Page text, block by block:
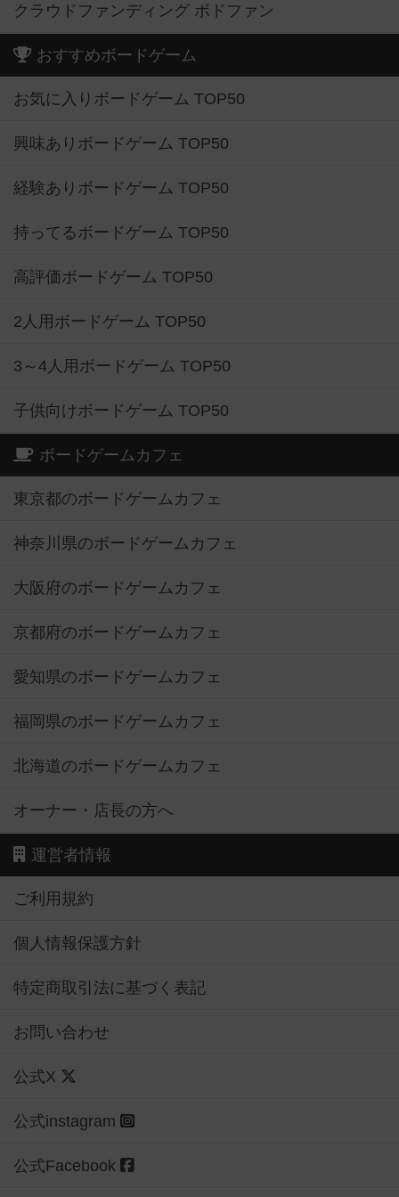
クラウドファンディング ボドファン
おすすめボードゲーム
お気に入りボードゲーム TOP50
興味ありボードゲーム TOP50
経験ありボードゲーム TOP50
持ってるボードゲーム TOP50
高評価ボードゲーム TOP50
2人用ボードゲーム TOP50
3～4人用ボードゲーム TOP50
子供向けボードゲーム TOP50
ボードゲームカフェ
東京都のボードゲームカフェ
神奈川県のボードゲームカフェ
大阪府のボードゲームカフェ
京都府のボードゲームカフェ
愛知県のボードゲームカフェ
福岡県のボードゲームカフェ
北海道のボードゲームカフェ
オーナー・店長の方へ
運営者情報
ご利用規約
個人情報保護方針
特定商取引法に基づく表記
お問い合わせ
公式X
公式instagram
公式Facebook